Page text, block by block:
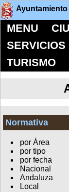
Ayuntamiento
MENU
SERVICIOS
TURISMO
Normativa
por Área
por tipo
por fecha
Nacional
Andaluza
Local